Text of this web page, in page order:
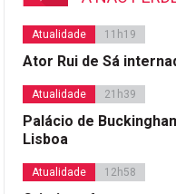
Atualidade 11h19
Ator Rui de Sá
Atualidade 21h39
Palácio de
Lisboa
Atualidade 12h58